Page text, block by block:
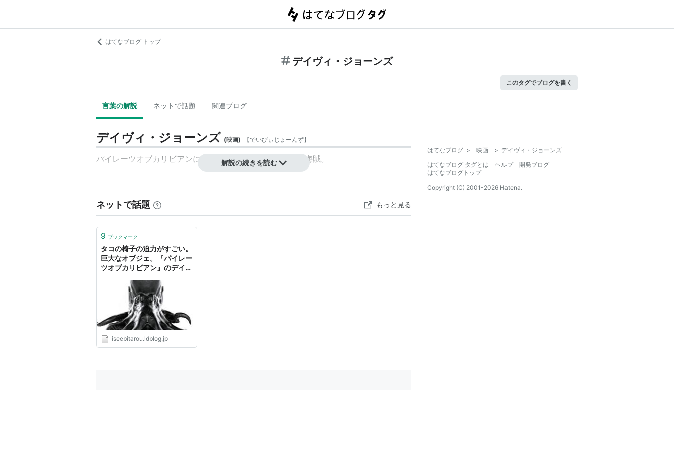
はてなブログ トップ
デイヴィ・ジョーンズ
このタグでブログを書く
言葉の解説 ネットで話題 関連ブログ
デイヴィ・ジョーンズ (映画) 【でいびぃじょーんず】
パイレーツオブカリビアンに出てくるちょっと気持ち悪い海賊。
解説の続きを読む
ネットで話題 もっと見る
9 ブックマーク
タコの椅子の迫力がすごい。
巨大なオブジェ。『パイレー
ツオブカリビアン』のデイヴ
: インテリア雑貨の伊勢海老
太郎ブログ
iseebitarou.ldblog.jp
はてなブログ > 映画 > デイヴィ・ジョーンズ
はてなブログ タグとは
ヘルプ
開発ブログ
はてなブログトップ
Copyright (C) 2001-2026 Hatena.